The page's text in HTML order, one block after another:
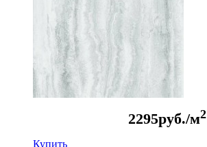
2295руб./м2
Купить